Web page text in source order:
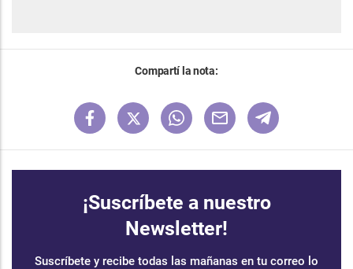
Compartí la nota:
¡Suscríbete a nuestro
Newsletter!
Suscríbete y recibe todas las mañanas en tu correo lo